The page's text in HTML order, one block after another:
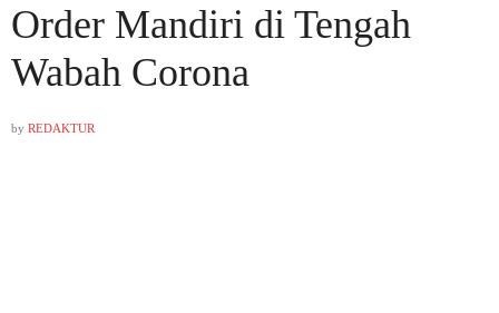
Order Mandiri di Tengah
Wabah Corona
by REDAKTUR